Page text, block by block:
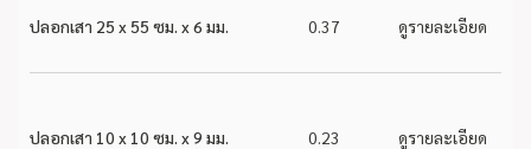
ปลอกเสา 25 x 55 ซม. x 6 มม. 0.37 ดูรายละเอียด
ปลอกเสา 10 x 10 ซม. x 9 มม. 0.23 ดูรายละเอียด